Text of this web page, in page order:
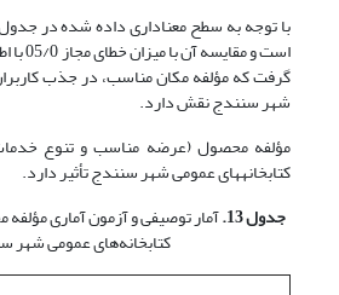
گرفت که مؤلفه مکان مناسب، در جذب
شهر سنندج نقش دارد.
مؤلفه محصول (عرضه مناسب و تنوع
کتابخانه‏های عمومی شهر سنندج تأثیر دارد.
جدول 13.
آمار توصیفی و آزمون آماری
کتابخانه‌های عمومی شهر